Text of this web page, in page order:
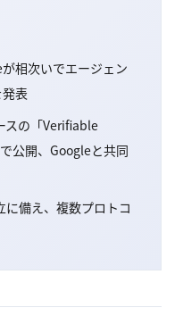
相次いでエージェン
表
スの「Verifiable
公開、Googleと共同
に備え、複数プロトコ